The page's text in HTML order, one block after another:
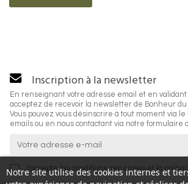
Notre site utilise des cookies internes et
Inscription à la newsletter
En renseignant votre adresse email et en
acceptez de recevoir la newsletter de Bonheur du
Vous pouvez vous désinscrire à tout moment via
emails ou en nous contactant via notre formulaire
J'accepte les conditions générales et la